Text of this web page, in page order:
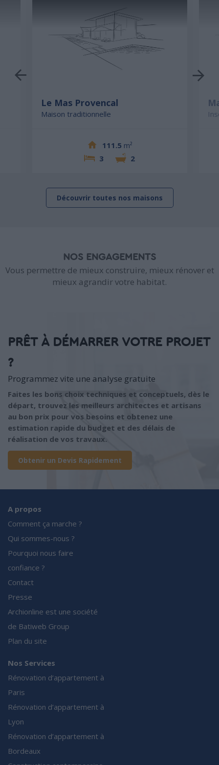
Le Mas Provencal
Maison traditionnelle
111.5 m²
3
2
Découvrir toutes nos maisons
NOS ENGAGEMENTS
Vous permettre de mieux construire, mieux rénover et
mieux agrandir votre habitat.
PRÊT À DÉMARRER VOTRE PROJET
?
Programmez vite une analyse gratuite
Faites les bons choix techniques et conceptuels, dès le
départ, trouvez les meilleurs architectes et artisans
au bon prix pour vos besoins et obtenez une
estimation rapide du budget et des délais de
réalisation de vos travaux.
Obtenir un Devis Rapidement
A propos
Comment ça marche ?
Qui sommes-nous ?
Pourquoi nous faire
confiance ?
Contact
Presse
Archionline est une société
de Batiweb Group
Plan du site
Nos Services
Rénovation d’appartement à
Paris
Rénovation d’appartement à
Lyon
Rénovation d’appartement à
Bordeaux